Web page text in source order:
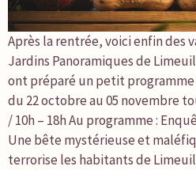
Après la rentrée, voici enfin des
Jardins Panoramiques de
ont préparé un petit
du 22 octobre au 05 novembre
/ 10h – 18h Au programme :
Une bête mystérieuse et
terrorise les habitants de